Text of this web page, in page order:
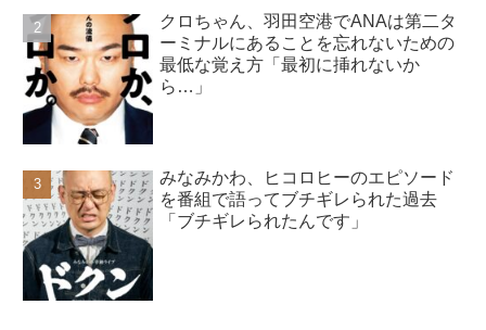
クロちゃん、羽田空港でANAは第二タ
ーミナルにあることを忘れないための
最低な覚え方「最初に挿れないか
ら…」
みなみかわ、ヒコロヒーのエピソード
を番組で語ってブチギレられた過去
「ブチギレられたんです」